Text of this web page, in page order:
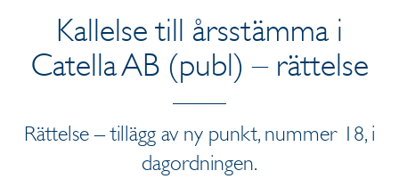
Kallelse till årsstämma i
Catella AB (publ) – rättelse
Rättelse – tillägg av ny punkt, nummer 18, i
dagordningen.